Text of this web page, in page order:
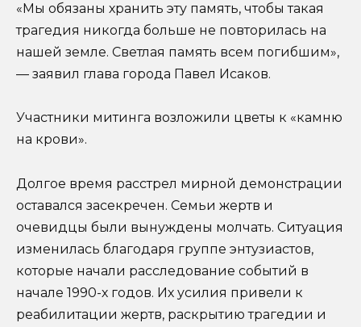
«Мы обязаны хранить эту память, чтобы такая
трагедия никогда больше не повторилась на
нашей земле. Светлая память всем погибшим»,
— заявил глава города Павел Исаков.
Участники митинга возложили цветы к «камню
на крови».
Долгое время расстрел мирной демонстрации
оставался засекречен. Семьи жертв и
очевидцы были вынуждены молчать. Ситуация
изменилась благодаря группе энтузиастов,
которые начали расследование событий в
начале 1990-х годов. Их усилия привели к
реабилитации жертв, раскрытию трагедии и